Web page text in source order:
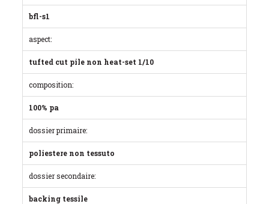
bfl-s1
aspect:
tufted cut pile non heat-set 1/10
composition:
100% pa
dossier primaire:
poliestere non tessuto
dossier secondaire:
backing tessile